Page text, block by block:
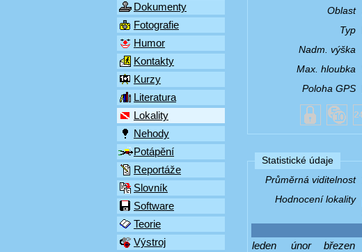
Dokumenty
Fotografie
Humor
Kontakty
Kurzy
Literatura
Lokality
Nehody
Potápění
Reportáže
Slovník
Software
Teorie
Výstroj
Oblast
Typ
Nadm. výška
Max. hloubka
Poloha GPS
Statistické údaje
Průměrná viditelnost
Hodnocení lokality
leden únor březen